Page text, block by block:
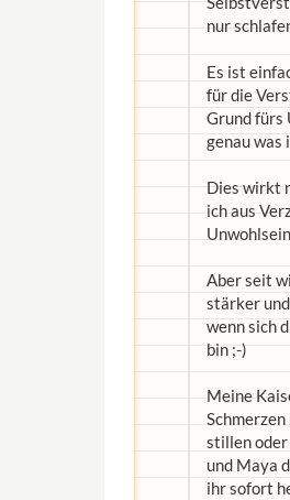
nur
Es ist
für die
Grund fürs
genau was
Dies wirkt
ich aus
Aber seit
stärker
wenn sich
bin ;-)
Meine
stillen oder
und Maya
ihr sofort